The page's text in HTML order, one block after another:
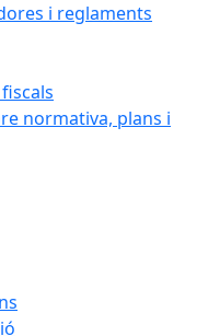
i reglaments
normativa, plans i